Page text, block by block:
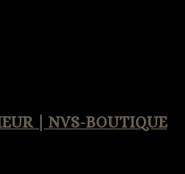
| NVS-BOUTIQUE